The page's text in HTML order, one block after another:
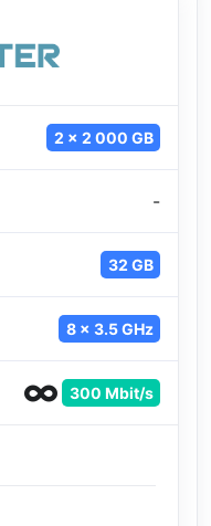
2 x 2 000 GB
-
32 GB
8 x 3.5 GHz
300 Mbit/s